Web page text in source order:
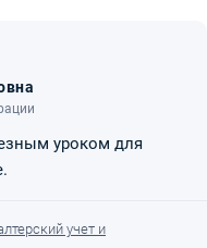
уроком для
учет и